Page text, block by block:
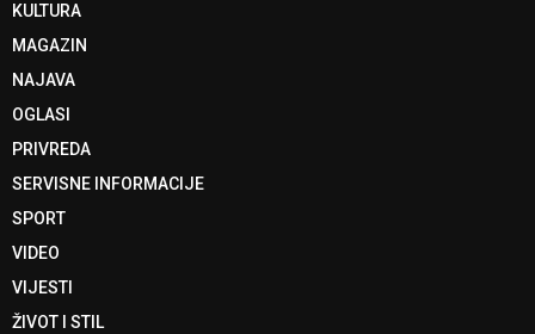
KULTURA
MAGAZIN
NAJAVA
OGLASI
PRIVREDA
SERVISNE INFORMACIJE
SPORT
VIDEO
VIJESTI
ŽIVOT I STIL